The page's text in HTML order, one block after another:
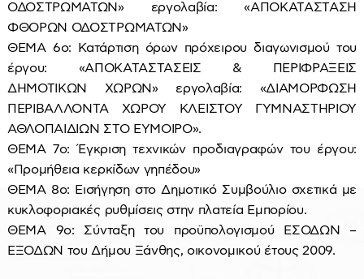
ΟΔΟΣΤΡΩΜΑΤΩΝ» εργολαβία: «ΑΠΟΚΑΤΑΣΤΑΣΗ
ΦΘΟΡΩΝ ΟΔΟΣΤΡΩΜΑΤΩΝ»
ΘΕΜΑ 6ο: Κατάρτιση όρων πρόχειρου διαγωνισμού του
έργου: «ΑΠΟΚΑΤΑΣΤΑΣΕΙΣ & ΠΕΡΙΦΡΑΞΕΙΣ
ΔΗΜΟΤΙΚΩΝ ΧΩΡΩΝ» εργολαβία: «ΔΙΑΜΟΡΦΩΣΗ
ΠΕΡΙΒΑΛΛΟΝΤΑ ΧΩΡΟΥ ΚΛΕΙΣΤΟΥ ΓΥΜΝΑΣΤΗΡΙΟΥ
ΑΘΛΟΠΑΙΔΙΩΝ ΣΤΟ ΕΥΜΟΙΡΟ».
ΘΕΜΑ 7ο: Έγκριση τεχνικών προδιαγραφών του έργου:
«Προμήθεια κερκίδων γηπέδου»
ΘΕΜΑ 8ο: Εισήγηση στο Δημοτικό Συμβούλιο σχετικά με
κυκλοφοριακές ρυθμίσεις στην πλατεία Εμπορίου.
ΘΕΜΑ 9ο: Σύνταξη του προϋπολογισμού ΕΣΟΔΩΝ –
ΕΞΟΔΩΝ του Δήμου Ξάνθης, οικονομικού έτους 2009.